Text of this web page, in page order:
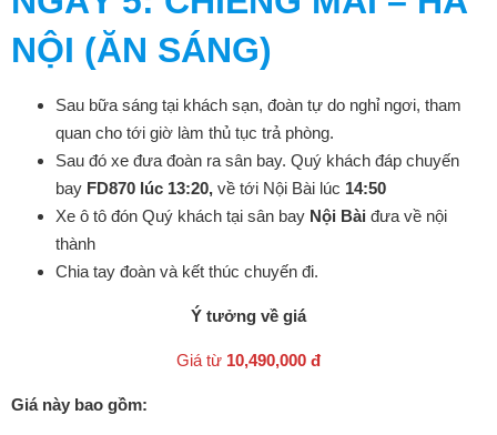
NỘI (ĂN SÁNG)
Sau bữa sáng tại khách sạn, đoàn tự do nghỉ ngơi, tham
quan cho tới giờ làm thủ tục trả phòng.
Sau đó xe đưa đoàn ra sân bay. Quý khách đáp chuyến
bay FD870 lúc 13:20, về tới Nội Bài lúc 14:50
Xe ô tô đón Quý khách tại sân bay Nội Bài đưa về nội
thành
Chia tay đoàn và kết thúc chuyến đi.
Ý tưởng về giá
Giá từ 10,490,000 đ
Giá này bao gồm: